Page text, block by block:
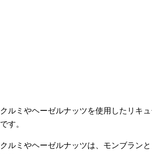
ルミやヘーゼルナッツを使用したリキ
す。
ルミやヘーゼルナッツは、モンブラン